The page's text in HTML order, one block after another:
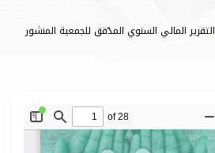
التقرير المالي السنوي المدّقق للجمعية المنشور